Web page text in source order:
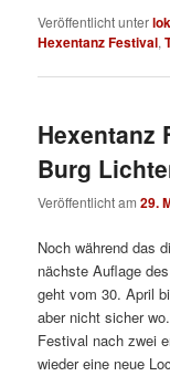
Veröffentlicht unter
Hexentanz Festival,
Hexentanz
Burg
Veröffentlicht am29.
Noch während das
nächste Auflage
geht vom 30. April
aber nicht sicher
Festival nach zwei
wieder eine neue